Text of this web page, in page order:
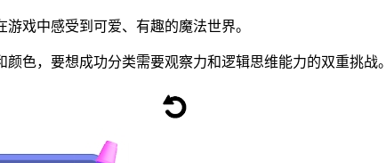
戏中感受到可爱、有趣的魔法世界。
色，要想成功分类需要观察力和逻辑思维能力的双重挑战。